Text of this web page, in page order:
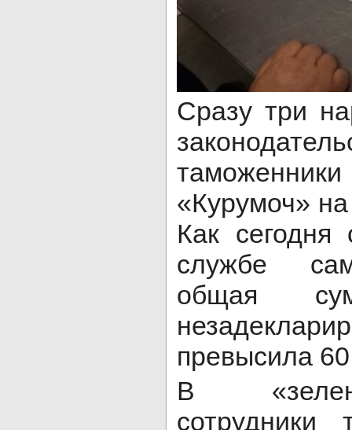
Сразу три
«Курумоч»
Как
службе
общая
превысила
В
сотрудники